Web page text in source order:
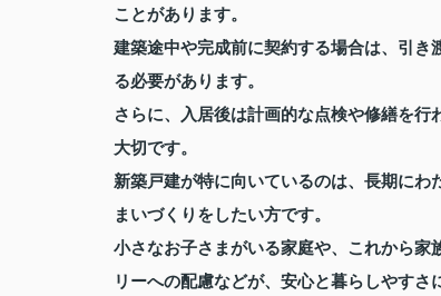
ことがあります。
建築途中や完成前に契約する場合は、引
る必要があります。
さらに、入居後は計画的な点検や修繕を
大切です。
新築戸建が特に向いているのは、長期に
まいづくりをしたい方です。
小さなお子さまがいる家庭や、これから
リーへの配慮などが、安心と暮らしやすさ